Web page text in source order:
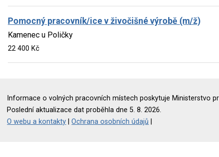
Pomocný pracovník/ice v živočišné výrobě (m/ž)
Kamenec u Poličky
22 400 Kč
Informace o volných pracovních místech poskytuje Ministerstvo
Poslední aktualizace dat proběhla dne 5. 8. 2026.
O webu a kontakty |Ochrana osobních údajů